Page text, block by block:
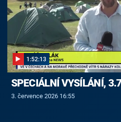
1:52:13
SPECIÁLNÍ VYSÍLÁNÍ,
3. července 2026 16:55